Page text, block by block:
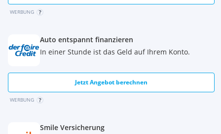
WERBUNG
Auto entspannt finanzieren
In einer Stunde ist das Geld auf Ihrem Konto.
Jetzt Angebot berechnen
WERBUNG
Smile Versicherung